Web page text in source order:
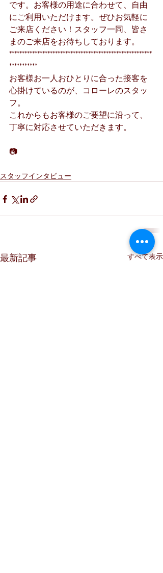
です。お客様の用途に合わせて、自由
にご利用いただけます。ぜひお気軽に
ご来店ください！スタッフ一同、皆さ
まのご来店をお待ちしております。
********************************************************
***********
お客様お一人おひとりに合った接客を
心掛けているのが、コローレのスタッ
フ。
これからもお客様のご要望に沿って、
丁寧に対応させていただきます。
📷
スタッフインタビュー
最新記事 すべて表示